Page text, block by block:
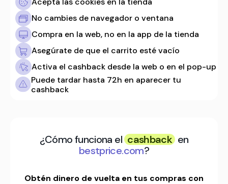
No cambies de navegador o ventana
Compra en la web, no en la app de la tienda
Asegúrate de que el carrito esté vacío
Activa el cashback desde la web o en el pop-up
Puede tardar hasta 72h en aparecer tu
cashback
¿Cómo funciona el cashback en
bestprice.com?
Obtén dinero de vuelta en tus compras con